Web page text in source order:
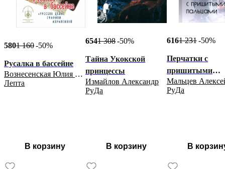
5801 160-50%
Русалка в бассейне
Вознесенская Юлия Николаевна
Лепта
В корзину
6541 308-50%
Тайна Укокской
принцессы
Измайлов Александр
РуДа
В корзину
6161 231-50%
Перчатки с
пришитыми
пальцами
РуДа
В